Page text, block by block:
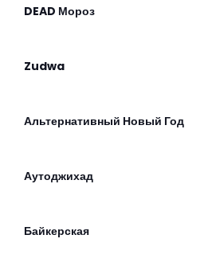
DEAD Мороз
Zudwa
Альтернативный Новый Год
Аутоджихад
Байкерская